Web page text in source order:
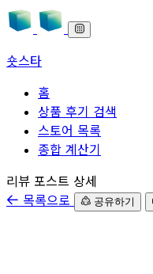
숏스타
홈
상품 후기 검색
스토어 목록
종합 계산기
본문으로 바로가기
리뷰 포스트 상세
목록으로
공유하기